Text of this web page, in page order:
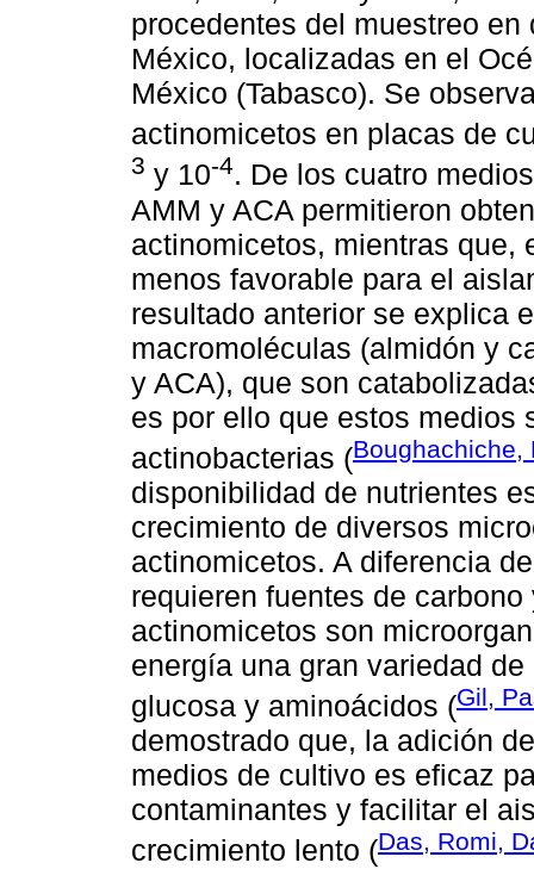
procedentes del muestreo
México, localizadas en el
México (Tabasco). Se
actinomicetos en placas de
3 y 10-4. De los cuatro
AMM y ACA permitieron
actinomicetos, mientras que,
menos favorable para el
resultado anterior se explica
macromoléculas (almidón y
y ACA), que son
es por ello que estos medios
actinobacterias (Boughachiche,
disponibilidad de nutrientes
crecimiento de diversos
actinomicetos. A diferencia
requieren fuentes de
actinomicetos son
energía una gran variedad
glucosa y aminoácidos (Gil,
demostrado que, la adición
medios de cultivo es eficaz
contaminantes y facilitar el
crecimiento lento (Das, Romi,